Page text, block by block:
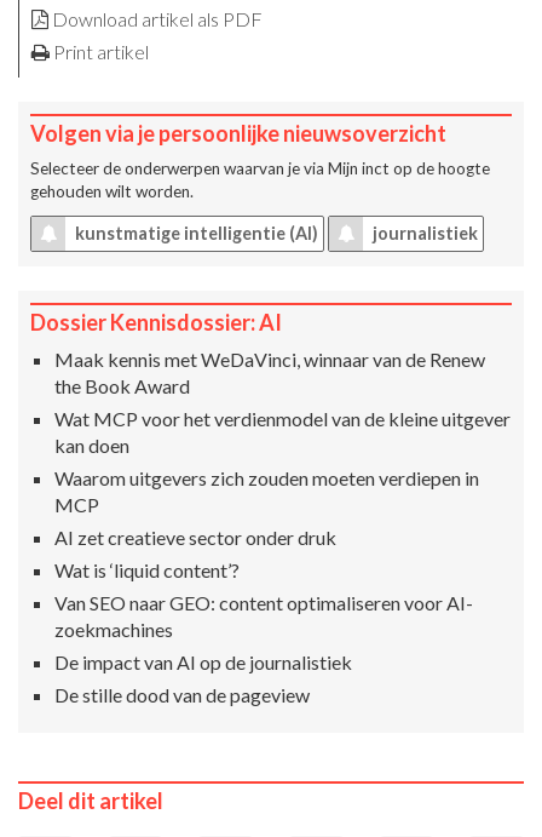
Download artikel als PDF
Print artikel
Volgen via je persoonlijke nieuwsoverzicht
Selecteer de onderwerpen waarvan je via Mijn inct op de hoogte
gehouden wilt worden.
kunstmatige intelligentie (AI) journalistiek
Dossier Kennisdossier: AI
Maak kennis met WeDaVinci, winnaar van de Renew
the Book Award
Wat MCP voor het verdienmodel van de kleine uitgever
kan doen
Waarom uitgevers zich zouden moeten verdiepen in
MCP
AI zet creatieve sector onder druk
Wat is ‘liquid content’?
Van SEO naar GEO: content optimaliseren voor AI-
zoekmachines
De impact van AI op de journalistiek
De stille dood van de pageview
Deel dit artikel